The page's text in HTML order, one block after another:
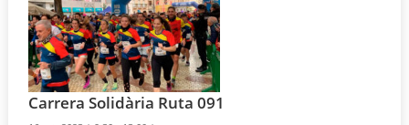
Carrera Solidària Ruta 091